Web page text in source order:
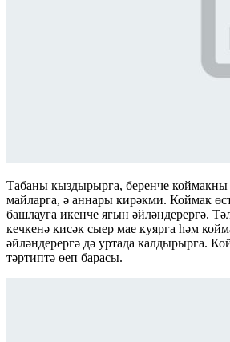
Табаны кыздырырга, беренче коймакны
майларга, ә аннары кирәкми. Коймак
башлауга икенче ягын әйләндерергә.
кечкенә кисәк сыер мае куярга һәм
әйләндерергә дә уртада калдырырга.
тәртиптә өеп барасы.